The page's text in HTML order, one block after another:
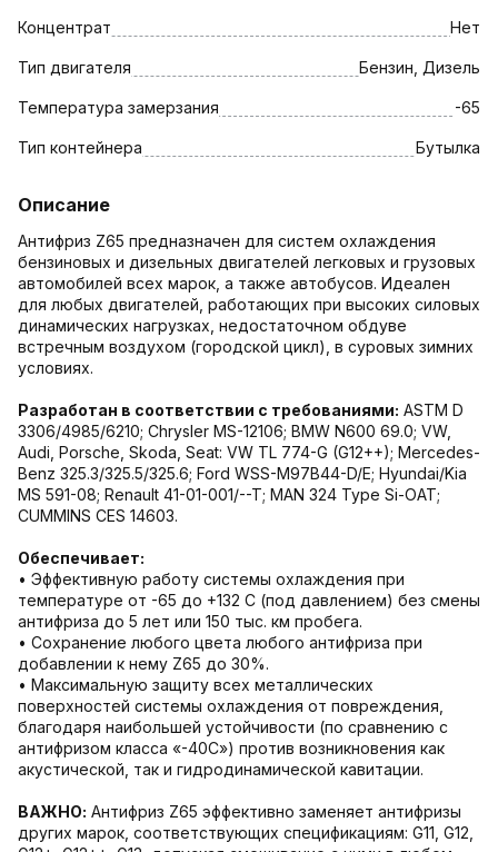
Концентрат Нет
Тип двигателя Бензин, Дизель
Температура замерзания -65
Тип контейнера Бутылка
Описание
Антифриз Z65 предназначен для систем охлаждения
бензиновых и дизельных двигателей легковых и грузовых
автомобилей всех марок, а также автобусов. Идеален
для любых двигателей, работающих при высоких силовых
динамических нагрузках, недостаточном обдуве
встречным воздухом (городской цикл), в суровых зимних
условиях.
Разработан в соответствии с требованиями: ASTM D
3306/4985/6210; Chrysler MS-12106; BMW N600 69.0; VW,
Audi, Porsche, Skoda, Seat: VW TL 774-G (G12++); Mercedes-
Benz 325.3/325.5/325.6; Ford WSS-M97B44-D/E; Hyundai/Kia
MS 591-08; Renault 41-01-001/--T; MAN 324 Type Si-OAT;
CUMMINS CES 14603.
Обеспечивает:
• Эффективную работу системы охлаждения при
температуре от -65 до +132 С (под давлением) без смены
антифриза до 5 лет или 150 тыс. км пробега.
• Сохранение любого цвета любого антифриза при
добавлении к нему Z65 до 30%.
• Максимальную защиту всех металлических
поверхностей системы охлаждения от повреждения,
благодаря наибольшей устойчивости (по сравнению с
антифризом класса «-40С») против возникновения как
акустической, так и гидродинамической кавитации.
ВАЖНО: Антифриз Z65 эффективно заменяет антифризы
других марок, соответствующих спецификациям: G11, G12,